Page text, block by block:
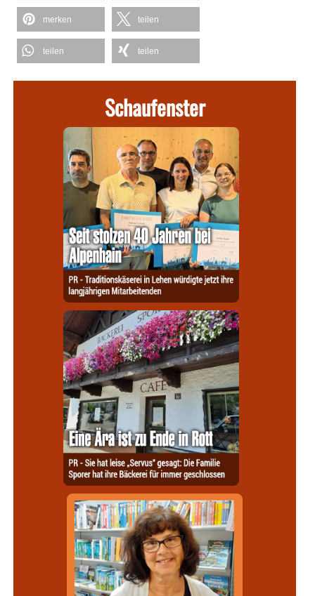
merken teilen
teilen teilen
Schaufenster